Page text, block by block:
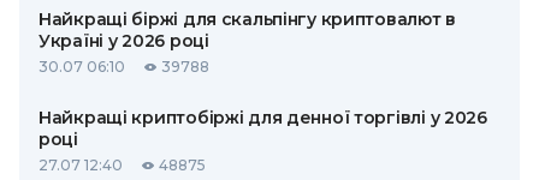
Найкращі біржі для скальпінгу криптовалют в
Україні у 2026 році
30.07 06:10 39788
Найкращі криптобіржі для денної торгівлі у 2026
році
27.07 12:40 48875